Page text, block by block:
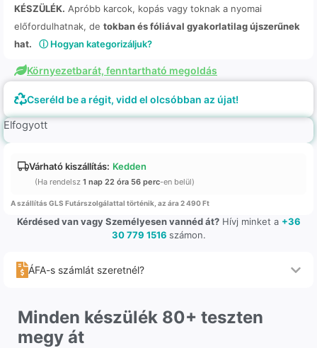
KÉSZÜLÉK. Apróbb karcok, kopás vagy toknak a nyomai
előfordulhatnak, de tokban és fóliával gyakorlatilag újszerűnek
hat.
ⓘ Hogyan kategorizáljuk?
Környezetbarát, fenntartható megoldás
Cseréld be a régit, vidd el olcsóbban az újat!
Elfogyott
Várható kiszállítás: Kedden
(Ha rendelsz 1 nap 22 óra 56 perc-en belül)
A szállítás GLS Futárszolgálattal történik, az ára 2 490 Ft
Kérdésed van vagy Személyesen vannéd át?Hívj minket a +36
30 779 1516 számon.
ÁFA-s számlát szeretnél?
Minden készülék 80+ teszten
megy át